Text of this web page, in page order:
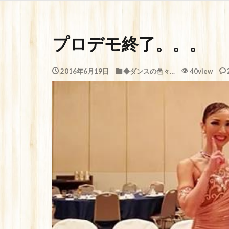
プロデモ終了。。。
2016年6月19日 ◆ダンスの色々… 40view